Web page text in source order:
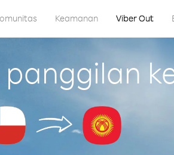
Keamanan Viber Out